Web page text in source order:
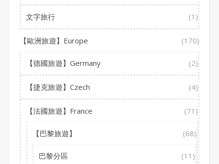
文字旅行 (1)
【歐洲旅遊】Europe (170)
【德國旅遊】Germany (2)
【捷克旅遊】Czech (4)
【法國旅遊】France (71)
【巴黎旅遊】 (68)
巴黎分區 (11)